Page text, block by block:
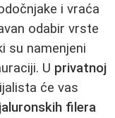
i vraća
odabir vrste
su namenjeni
U privatnoj
će vas
filera